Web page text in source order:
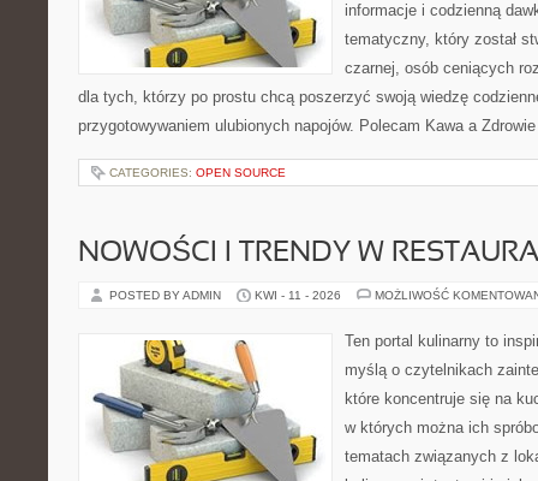
informacje i codzienną
tematyczny, który został
czarnej, osób ceniących
dla tych, którzy po prostu chcą poszerzyć swoją wiedzę
przygotowywaniem ulubionych napojów. Polecam Kawa a
CATEGORIES: OPEN SOURCE
NOWOŚCI I TRENDY W
POSTED BY ADMIN KWI - 11 - 2026 MOŻLIWOŚĆ
Ten portal kulinarny to
myślą o czytelnikach
które koncentruje się na
w których można ich
tematach związanych z